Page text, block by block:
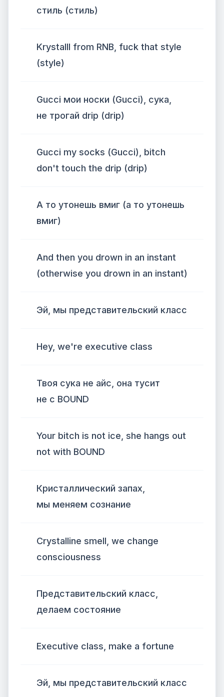
стиль (стиль)
Krystalll from RNB, fuck that style
(style)
Gucci мои носки (Gucci), сука,
не трогай drip (drip)
Gucci my socks (Gucci), bitch
don't touch the drip (drip)
А то утонешь вмиг (а то утонешь
вмиг)
And then you drown in an instant
(otherwise you drown in an instant)
Эй, мы представительский класс
Hey, we're executive class
Твоя сука не айс, она тусит
не с BOUND
Your bitch is not ice, she hangs out
not with BOUND
Кристаллический запах,
мы меняем сознание
Crystalline smell, we change
consciousness
Представительский класс,
делаем состояние
Executive class, make a fortune
Эй, мы представительский класс